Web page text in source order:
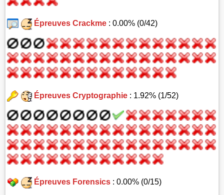
Épreuves Crackme: 0.00% (0/42)
Épreuves Cryptographie: 1.92% (1/52)
Épreuves Forensics: 0.00% (0/15)